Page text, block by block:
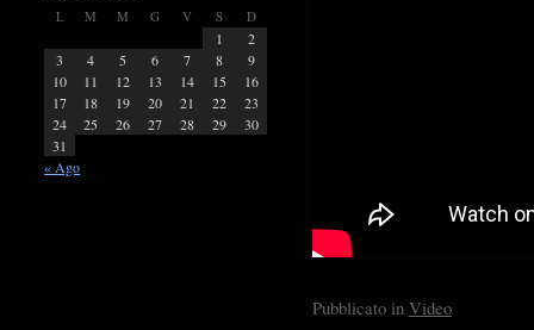
Pubblicato in Video
L M M G V S D
1
2
3
4 5 6 7 8
9
10
11 12 13 14 15
16
17
18 19 20 21 22
23
24
25 26 27 28 29
30
31
« Ago